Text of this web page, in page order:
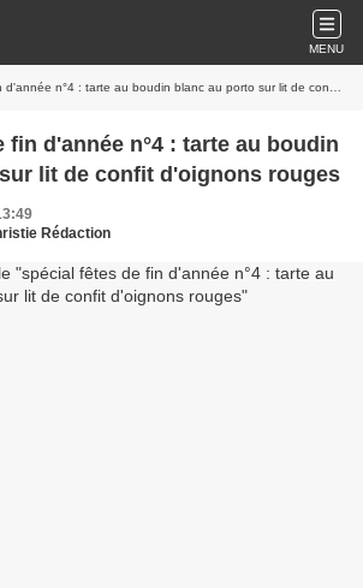
MENU
n°4 : tarte au boudin blanc au porto sur lit de confit d'oignons rouges
fin d'année n°4 : tarte au boudin
lit de confit d'oignons rouges
Rédaction